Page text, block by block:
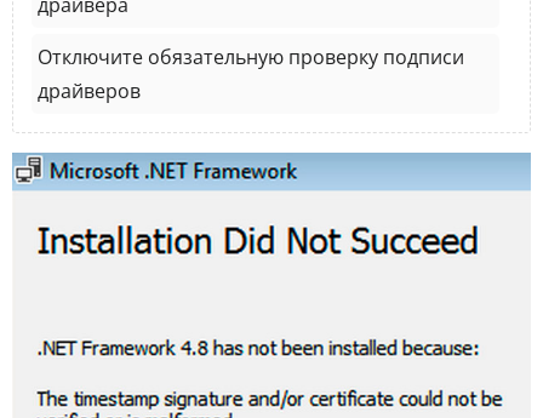
Отключите обязательную проверку подписи
драйверов